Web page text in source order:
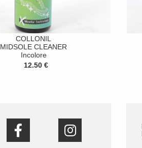
COLLONIL
MIDSOLE CLEANER
Incolore
12.50 €